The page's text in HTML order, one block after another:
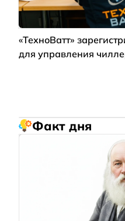
«ТехноВатт»
для управления
Факт дня